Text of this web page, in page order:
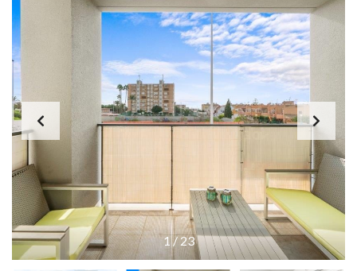
1/23